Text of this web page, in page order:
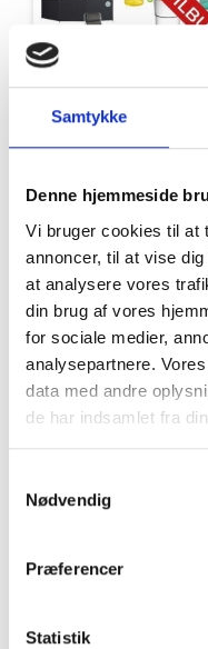
Samtykke
Denne hjemmeside
Vi bruger cookies til at
annoncer, til at vise
at analysere vores
din brug af vores
for sociale medier,
analysepartnere.
data med andre
de har indsamlet fra
Nødvendig
Præferencer
Statistik
Tilbud
Møbler
Grill og Tilbehør